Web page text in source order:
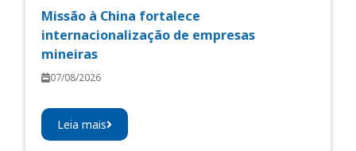
Missão à China fortalece
internacionalização de empresas
mineiras
07/08/2026
Leia mais